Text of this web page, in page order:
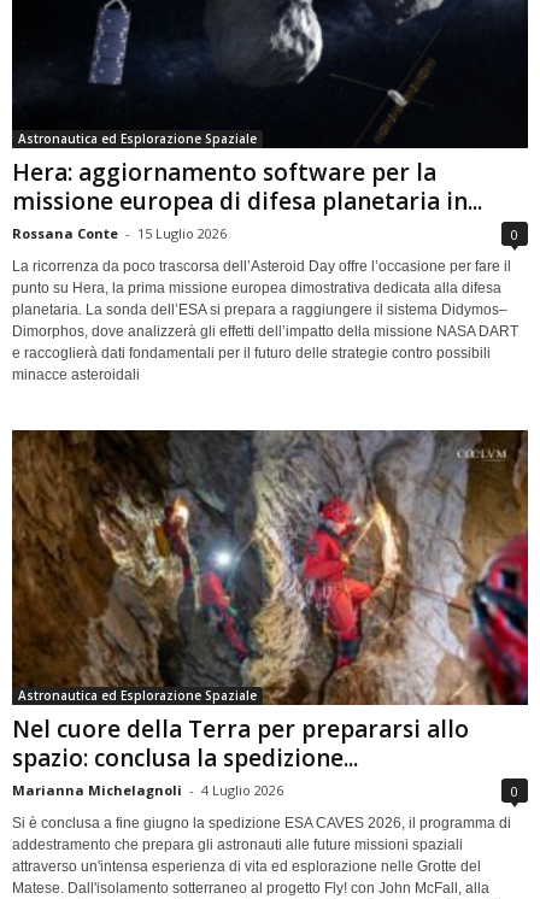
Astronautica ed Esplorazione Spaziale
Hera: aggiornamento software per la
missione europea di difesa planetaria in...
Rossana Conte - 15 Luglio 2026 0
La ricorrenza da poco trascorsa dell’Asteroid Day offre l’occasione per fare il
punto su Hera, la prima missione europea dimostrativa dedicata alla difesa
planetaria. La sonda dell’ESA si prepara a raggiungere il sistema Didymos–
Dimorphos, dove analizzerà gli effetti dell’impatto della missione NASA DART
e raccoglierà dati fondamentali per il futuro delle strategie contro possibili
minacce asteroidali
Astronautica ed Esplorazione Spaziale
Nel cuore della Terra per prepararsi allo
spazio: conclusa la spedizione...
Marianna Michelagnoli - 4 Luglio 2026 0
Si è conclusa a fine giugno la spedizione ESA CAVES 2026, il programma di
addestramento che prepara gli astronauti alle future missioni spaziali
attraverso un'intensa esperienza di vita ed esplorazione nelle Grotte del
Matese. Dall'isolamento sotterraneo al progetto Fly! con John McFall, alla